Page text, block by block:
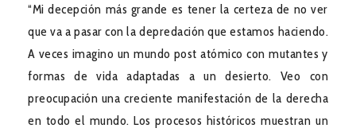
“Mi decepción más grande es tener la certeza de no ver
que va a pasar con la depredación que estamos haciendo.
A veces imagino un mundo post atómico con mutantes y
formas de vida adaptadas a un desierto. Veo con
preocupación una creciente manifestación de la derecha
en todo el mundo. Los procesos históricos muestran un